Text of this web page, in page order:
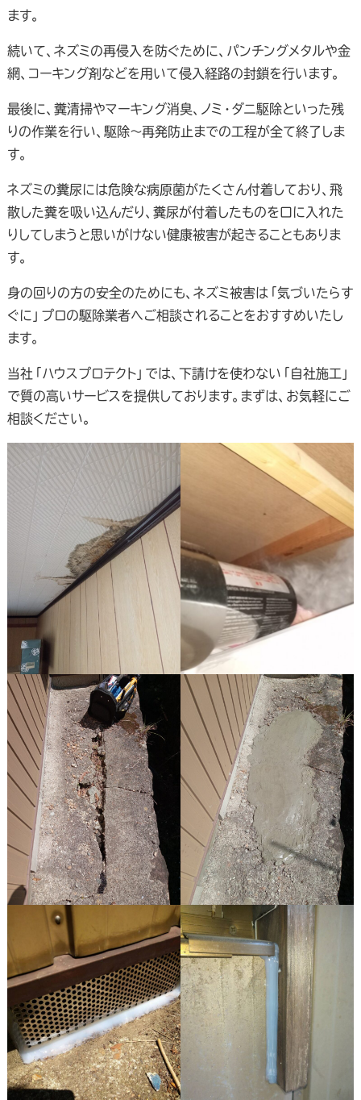
ます。
続いて、ネズミの再侵入を防ぐために、パンチングメタルや金
網、コーキング剤などを用いて侵入経路の封鎖を行います。
最後に、糞清掃やマーキング消臭、ノミ・ダニ駆除といった残
りの作業を行い、駆除～再発防止までの工程が全て終了しま
す。
ネズミの糞尿には危険な病原菌がたくさん付着しており、飛
散した糞を吸い込んだり、糞尿が付着したものを口に入れた
りしてしまうと思いがけない健康被害が起きることもありま
す。
身の回りの方の安全のためにも、ネズミ被害は「気づいたらす
ぐに」プロの駆除業者へご相談されることをおすすめいたし
ます。
当社「ハウスプロテクト」では、下請けを使わない「自社施工」
で質の高いサービスを提供しております。まずは、お気軽にご
相談ください。